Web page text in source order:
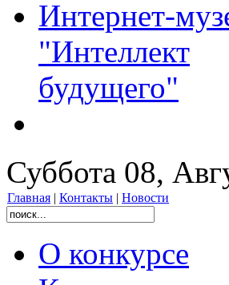
Интернет-
"Интеллект
будущего"
Суббота 08,
Главная | Контакты | Новости
О конкурсе